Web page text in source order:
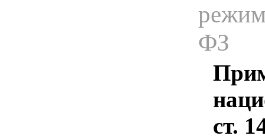
ФЗ
ст.